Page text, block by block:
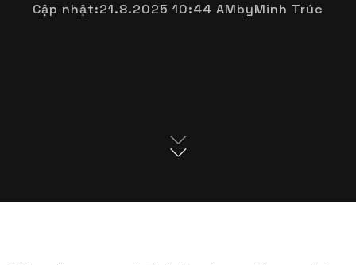
Cập nhật:21.8.2025 10:44 AMbyMinh Trúc